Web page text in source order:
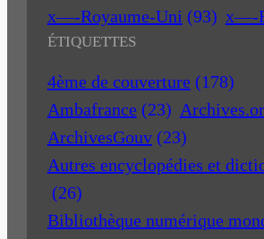
x—-Royaume-Uni (93) x—-
ÉTIQUETTES
4ème de couverture (178)
Ambafrance (23)
ArchivesGouv (23)
Autres encyclopédies et
(26)
Bibliothèque numérique